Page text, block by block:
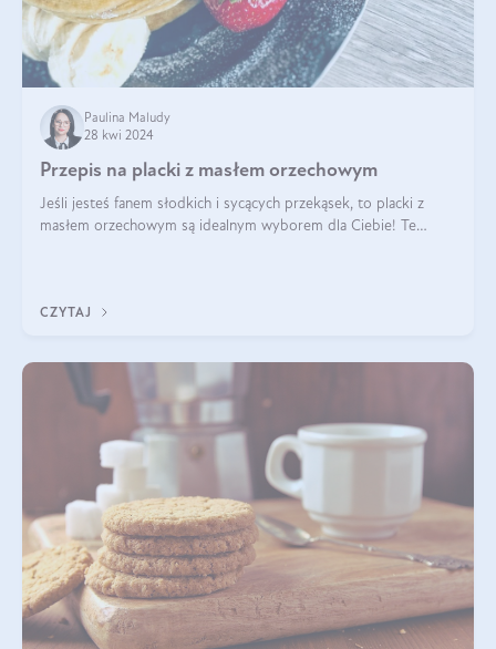
Paulina Maludy
28 kwi 2024
Przepis na placki z masłem orzechowym
Jeśli jesteś fanem słodkich i sycących przekąsek, to placki z
masłem orzechowym są idealnym wyborem dla Ciebie! Te
CZYTAJ